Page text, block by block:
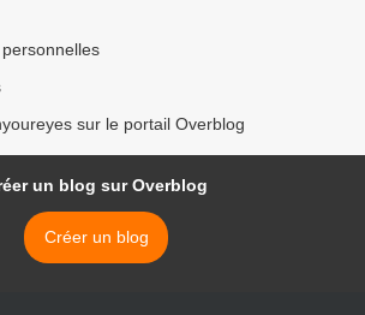
sur le portail Overblog
un blog sur Overblog
Créer un blog